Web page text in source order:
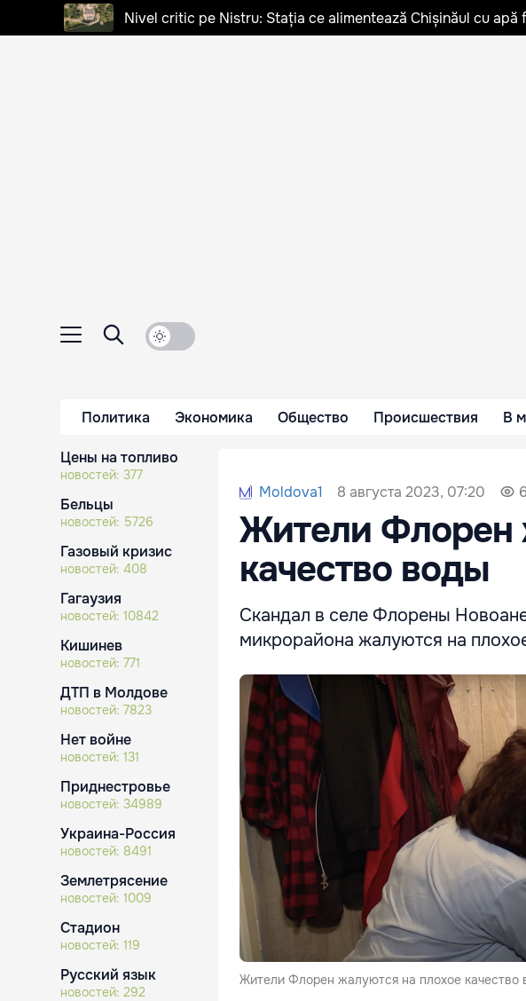
Nivel critic pe Nistru: Stația ce alimentează Chișinăul cu apă
Политика Экономика Общество Происшествия В
Цены на топливо
новостей: 377
Бельцы
новостей: 5726
Газовый кризис
новостей: 408
Гагаузия
новостей: 10842
Кишинев
новостей: 771
ДТП в Молдове
новостей: 7823
Нет войне
новостей: 131
Приднестровье
новостей: 34989
Украина-Россия
новостей: 8491
Землетрясение
новостей: 1009
Стадион
новостей: 119
Русский язык
новостей: 292
Moldova1 8 августа 2023, 07:20
Жители Флорен
качество воды
Скандал в селе Флорены
микрорайона жалуются на
Жители Флорен жалуются на плохое качество